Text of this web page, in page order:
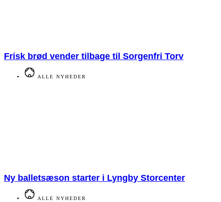
Frisk brød vender tilbage til Sorgenfri Torv
ALLE NYHEDER
Ny balletsæson starter i Lyngby Storcenter
ALLE NYHEDER